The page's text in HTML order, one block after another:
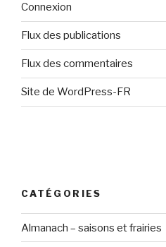
Connexion
Flux des publications
Flux des commentaires
Site de WordPress-FR
CATÉGORIES
Almanach – saisons et frairies